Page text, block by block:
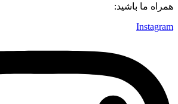
Instagram